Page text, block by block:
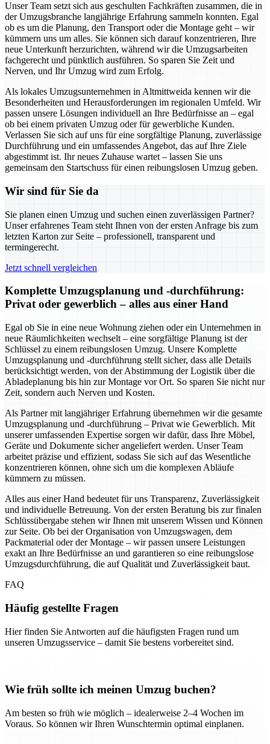
Unser Team setzt sich aus geschulten Fachkräften zusammen, die in
der Umzugsbranche langjährige Erfahrung sammeln konnten. Egal
ob es um die Planung, den Transport oder die Montage geht – wir
kümmern uns um alles. Sie können sich darauf konzentrieren, Ihre
neue Unterkunft herzurichten, während wir die Umzugsarbeiten
fachgerecht und pünktlich ausführen. So sparen Sie Zeit und
Nerven, und Ihr Umzug wird zum Erfolg.
Als lokales Umzugsunternehmen in Altmittweida kennen wir die
Besonderheiten und Herausforderungen im regionalen Umfeld. Wir
passen unsere Lösungen individuell an Ihre Bedürfnisse an – egal
ob bei einem privaten Umzug oder für gewerbliche Kunden.
Verlassen Sie sich auf uns für eine sorgfältige Planung, zuverlässige
Durchführung und ein umfassendes Angebot, das auf Ihre Ziele
abgestimmt ist. Ihr neues Zuhause wartet – lassen Sie uns
gemeinsam den Startschuss für einen reibungslosen Umzug geben.
Wir sind für Sie da
Sie planen einen Umzug und suchen einen zuverlässigen Partner?
Unser erfahrenes Team steht Ihnen von der ersten Anfrage bis zum
letzten Karton zur Seite – professionell, transparent und
termingerecht.
Jetzt schnell vergleichen
Komplette Umzugsplanung und -durchführung:
Privat oder gewerblich – alles aus einer Hand
Egal ob Sie in eine neue Wohnung ziehen oder ein Unternehmen in
neue Räumlichkeiten wechselt – eine sorgfältige Planung ist der
Schlüssel zu einem reibungslosen Umzug. Unsere Komplette
Umzugsplanung und -durchführung stellt sicher, dass alle Details
berücksichtigt werden, von der Abstimmung der Logistik über die
Abladeplanung bis hin zur Montage vor Ort. So sparen Sie nicht nur
Zeit, sondern auch Nerven und Kosten.
Als Partner mit langjähriger Erfahrung übernehmen wir die gesamte
Umzugsplanung und -durchführung – Privat wie Gewerblich. Mit
unserer umfassenden Expertise sorgen wir dafür, dass Ihre Möbel,
Geräte und Dokumente sicher angeliefert werden. Unser Team
arbeitet präzise und effizient, sodass Sie sich auf das Wesentliche
konzentrieren können, ohne sich um die komplexen Abläufe
kümmern zu müssen.
Alles aus einer Hand bedeutet für uns Transparenz, Zuverlässigkeit
und individuelle Betreuung. Von der ersten Beratung bis zur finalen
Schlüssübergabe stehen wir Ihnen mit unserem Wissen und Können
zur Seite. Ob bei der Organisation von Umzugswagen, dem
Packmaterial oder der Montage – wir passen unsere Leistungen
exakt an Ihre Bedürfnisse an und garantieren so eine reibungslose
Umzugsdurchführung, die auf Qualität und Zuverlässigkeit baut.
FAQ
Häufig gestellte Fragen
Hier finden Sie Antworten auf die häufigsten Fragen rund um
unseren Umzugsservice – damit Sie bestens vorbereitet sind.
Wie früh sollte ich meinen Umzug buchen?
Am besten so früh wie möglich – idealerweise 2–4 Wochen im
Voraus. So können wir Ihren Wunschtermin optimal einplanen.